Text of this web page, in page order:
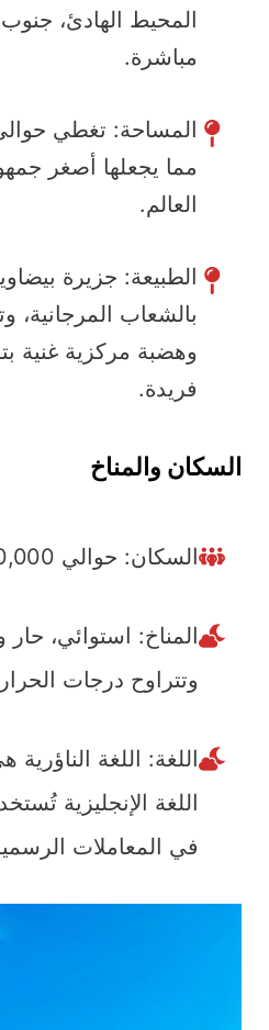
المحيط الهادئ،
مباشرة.
مما يجعلها أصغر
العالم.
الطبيعة: جزيرة
بالشعاب المرجانية،
وهضبة مركزية غنية
فريدة.
السكان والمناخ
السكان: حوالي 310,000
المناخ: استوائي،
وتتراوح درجات الحرارة بين
اللغة: اللغة
اللغة الإنجليزية
في المعاملات